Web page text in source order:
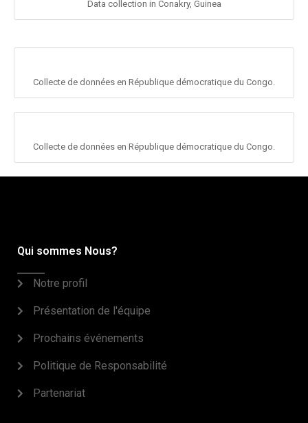
Data collection in Conakry, Guinea
Collecte de données en République démocratique du Congo.
Collecte de données en République démocratique du Congo.
Qui sommes Nous?
Notre profil
Présentation de l'équipe
Prochains événements
Politique de Responsabilité
Partenariat